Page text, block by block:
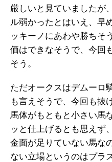
厳しいと見ていましたが
ル弱かったとはいえ、早
ッキーノにあわや勝ちそ
価はできなそうで、今回
そう。
ただオークスはデムーロ
も言えそうで、今回も抜
馬体がもともと小さい馬
ッと仕上げるとも思えず
金面が足りていない馬な
ない立場というのはプラス